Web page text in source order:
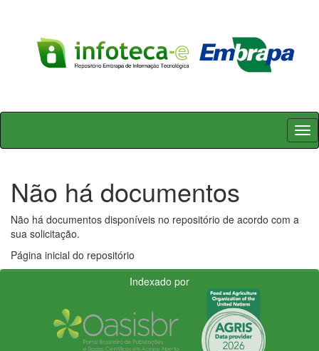
Skip
Não há documentos
Não há documentos disponíveis no repositório de acordo com a
sua solicitação.
Página inicial do repositório
Indexado por